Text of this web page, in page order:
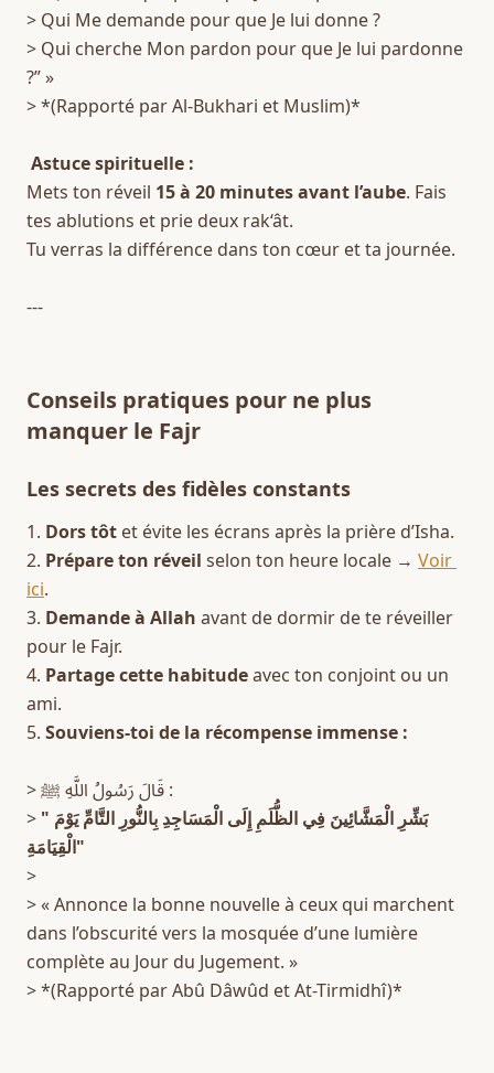
> Qui Me demande pour que Je lui donne ?
> Qui cherche Mon pardon pour que Je lui pardonne
?” »
> *(Rapporté par Al-Bukhari et Muslim)*
Astuce spirituelle :
Mets ton réveil 15 à 20 minutes avant l’aube. Fais
tes ablutions et prie deux rak‘ât.
Tu verras la différence dans ton cœur et ta journée.
---
Conseils pratiques pour ne plus
manquer le Fajr
Les secrets des fidèles constants
1. Dors tôt et évite les écrans après la prière d’Isha.
2. Prépare ton réveil selon ton heure locale → Voir
ici.
3. Demande à Allah avant de dormir de te réveiller
pour le Fajr.
4. Partage cette habitude avec ton conjoint ou un
ami.
5. Souviens-toi de la récompense immense :
> قَالَ رَسُولُ اللَّهِ ﷺ :
> "بَشِّرِ الْمَشَّائِينَ فِي الظُّلَمِ إِلَى الْمَسَاجِدِ بِالنُّورِ التَّامِّ يَوْمَ
الْقِيَامَةِ"
>
> « Annonce la bonne nouvelle à ceux qui marchent
dans l’obscurité vers la mosquée d’une lumière
complète au Jour du Jugement. »
> *(Rapporté par Abû Dâwûd et At-Tirmidhî)*